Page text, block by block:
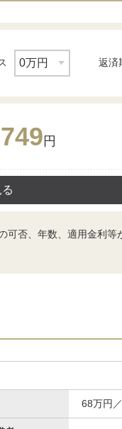
返済
円
否、年数、適用金利等
68万円